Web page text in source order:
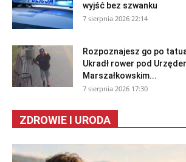
wyjść bez szwanku
7 sierpnia 2026 22:14
Rozpoznajesz go po
Ukradł rower pod
Marszałkowskim...
7 sierpnia 2026 17:30
ZDROWIE I URODA